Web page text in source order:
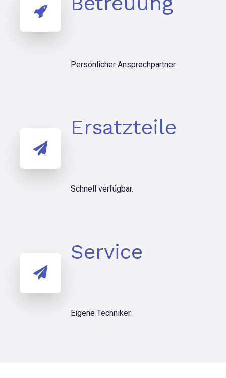
Persönlicher Ansprechpartner.
Ersatzteile
Schnell verfügbar.
Service
Eigene Techniker.